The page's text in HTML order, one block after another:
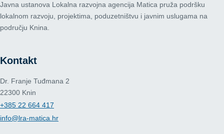
Javna ustanova Lokalna razvojna agencija Matica pruža podršku
lokalnom razvoju, projektima, poduzetništvu i javnim uslugama na
području Knina.
Kontakt
Dr. Franje Tuđmana 2
22300 Knin
+385 22 664 417
info@lra-matica.hr